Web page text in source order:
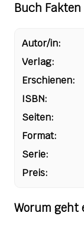
Buch Fakten
Autor/in:
Verlag:
Erschienen:
ISBN:
Seiten:
Format:
Serie:
Preis:
Worum geht